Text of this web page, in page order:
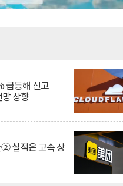
급등해 신고
망 상향
실적은 고속 상